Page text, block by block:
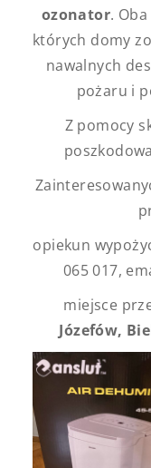
ozonator.
których domy
nawalnych
pożaru i
Z pomocy
opiekun
065 017,
miejsce
Józefów,